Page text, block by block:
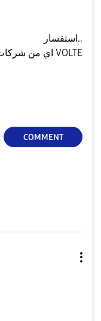
استفسار..
اي من شركات الاتصال في مصر تدعم خدمه VOLTE
COMMENT